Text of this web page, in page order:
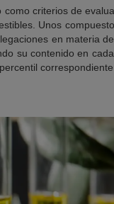
criterios de
Unos
en materia de
su contenido en
correspondiente.